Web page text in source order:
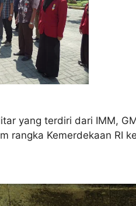
yang terdiri dari IMM,
rangka Kemerdekaan RI